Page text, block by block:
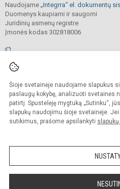
Šioje svetainėje naudojame slapukus
paslaugų kokybę, analizuoti svetainės
patirtį. Spustelėję mygtuką „Sutinku“,
slapukų naudojimu šioje svetainėje.
sutikimus, prašome apsilankyti
Naudojame „Integrra“ el. dokumentų
Duomenys kaupiami ir saugomi
Juridinių asmenų registre
Įmonės kodas 302818006
Kopijuoti, cituoti ar kitaip atvaizduoti
mokyklos vadovų
Prieinamumo paraiška
Sumanus būdas atnaujinti